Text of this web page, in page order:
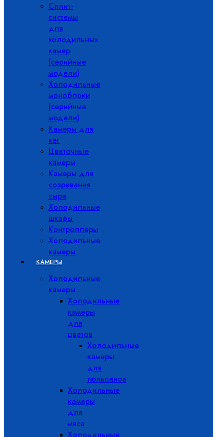
Сплит-
системы
для
холодильных
камер
(серийные
модели)
Холодильные
моноблоки
(серийные
модели)
Камеры для
кег
Цветочные
камеры
Камеры для
созревания
сыра
Холодильные
шкафы
Контроллеры
Холодильные
камеры
КАМЕРЫ
Холодильные
камеры
Холодильные
камеры
для
цветов
Холодильные
камеры
для
тюльпанов
Холодильные
камеры
для
мяса